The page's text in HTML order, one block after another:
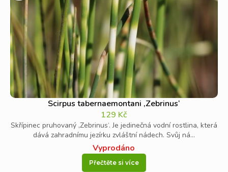
Scirpus tabernaemontani ‚Zebrinus‘
129 Kč
Skřípinec pruhovaný ‚Zebrinus‘. Je jedinečná vodní rostlina, která
dává zahradnímu jezírku zvláštní nádech. Svůj ná...
Vyprodáno
Přečtěte si více